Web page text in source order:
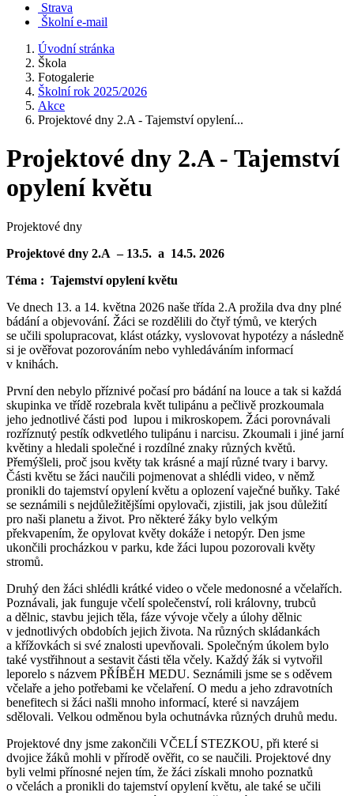
Strava
Školní e-mail
Úvodní stránka
Škola
Fotogalerie
Školní rok 2025/2026
Akce
Projektové dny 2.A - Tajemství opylení...
Projektové dny 2.A - Tajemství
opylení květu
Projektové dny
Projektové dny 2.A – 13.5. a 14.5. 2026
Téma : Tajemství opylení květu
Ve dnech 13. a 14. května 2026 naše třída 2.A prožila dva dny plné
bádání a objevování. Žáci se rozdělili do čtyř týmů, ve kterých
se učili spolupracovat, klást otázky, vyslovovat hypotézy a následně
si je ověřovat pozorováním nebo vyhledáváním informací
v knihách.
První den nebylo příznivé počasí pro bádání na louce a tak si každá
skupinka ve třídě rozebrala květ tulipánu a pečlivě prozkoumala
jeho jednotlivé části pod lupou i mikroskopem. Žáci porovnávali
rozříznutý pestík odkvetlého tulipánu i narcisu. Zkoumali i jiné jarní
květiny a hledali společné i rozdílné znaky různých květů.
Přemýšleli, proč jsou květy tak krásné a mají různé tvary i barvy.
Části květu se žáci naučili pojmenovat a shlédli video, v němž
pronikli do tajemství opylení květu a oplození vaječné buňky. Také
se seznámili s nejdůležitějšími opylovači, zjistili, jak jsou důležití
pro naši planetu a život. Pro některé žáky bylo velkým
překvapením, že opylovat květy dokáže i netopýr. Den jsme
ukončili procházkou v parku, kde žáci lupou pozorovali květy
stromů.
Druhý den žáci shlédli krátké video o včele medonosné a včelařích.
Poznávali, jak funguje včelí společenství, roli královny, trubců
a dělnic, stavbu jejich těla, fáze vývoje včely a úlohy dělnic
v jednotlivých obdobích jejich života. Na různých skládankách
a křížovkách si své znalosti upevňovali. Společným úkolem bylo
také vystřihnout a sestavit části těla včely. Každý žák si vytvořil
leporelo s názvem PŘÍBĚH MEDU. Seznámili jsme se s oděvem
včelaře a jeho potřebami ke včelaření. O medu a jeho zdravotních
benefitech si žáci našli mnoho informací, které si navzájem
sdělovali. Velkou odměnou byla ochutnávka různých druhů medu.
Projektové dny jsme zakončili VČELÍ STEZKOU, při které si
dvojice žáků mohli v přírodě ověřit, co se naučili. Projektové dny
byli velmi přínosné nejen tím, že žáci získali mnoho poznatků
o včelách a pronikli do tajemství opylení květu, ale také se učili